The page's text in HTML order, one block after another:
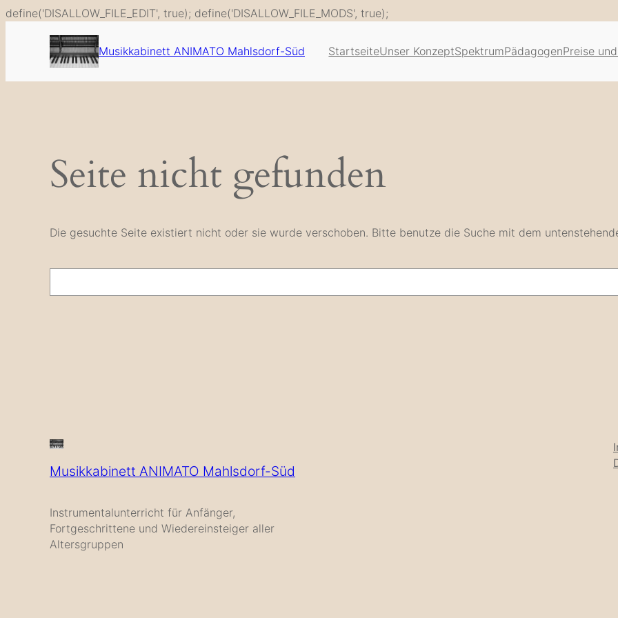
define('DISALLOW_FILE_EDIT', true); define('DISALLOW_FILE_MODS', true);
springen
Musikkabinett ANIMATO Mahlsdorf-Süd StartseiteUnser KonzeptSpektrumPädagogenPreise
Seite nicht gefunden
Die gesuchte Seite existiert nicht oder sie wurde verschoben. Bitte benutze die Suche mit dem
Musikkabinett ANIMATO Mahlsdorf-Süd
Instrumentalunterricht für Anfänger,
Fortgeschrittene und Wiedereinsteiger aller
Altersgruppen